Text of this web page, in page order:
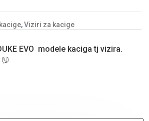
,Viziri za kacige
EVO modele kaciga tj vizira.